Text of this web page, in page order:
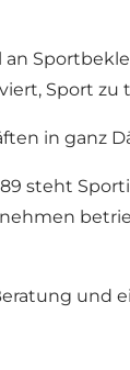
Sport zu
in ganz
steht